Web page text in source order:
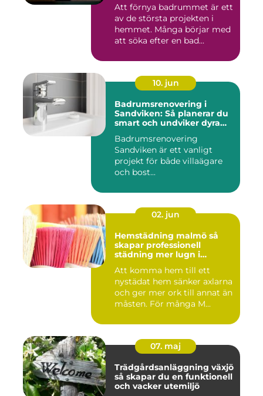
Att förnya badrummet är ett
av de största projekten i
hemmet. Många börjar med
att söka efter en bad...
10. jun
Badrumsrenovering i
Sandviken: Så planerar du
smart och undviker dyra
Badrumsrenovering
Sandviken är ett vanligt
projekt för både villaägare
och bost...
02. jun
Hemstädning malmö så
skapar professionell
städning mer lugn i
Att komma hem till ett
nystädat hem sänker axlarna
och ger mer ork till annat än
måsten. För många M...
07. maj
Trädgårdsanläggning växjö
så skapar du en funktionell
och vacker utemiljö